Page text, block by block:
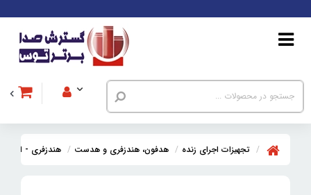
تجهیزات اجرای زنده هدفون، هندزفری و هدست هندزفری - ایربادز